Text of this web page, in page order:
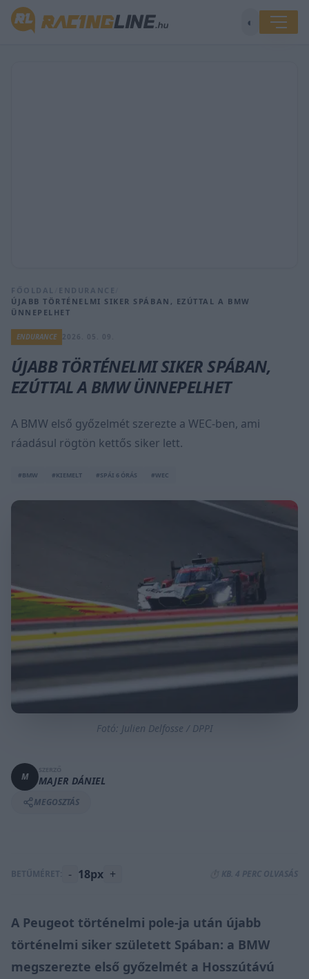
◐
FŐOLDAL ENDURANCE
ÚJABB TÖRTÉNELMI SIKER SPÁBAN, EZÚTTAL A BMW
ÜNNEPELHET
ENDURANCE
ÚJABB TÖRTÉNELMI SIKER SPÁBAN,
EZÚTTAL A BMW ÜNNEPELHET
A BMW első győzelmét szerezte a WEC-ben, ami
ráadásul rögtön kettős siker lett.
#BMW #KIEMELT #SPÁI 6 ÓRÁS #WEC
Fotó: Julien Delfosse / DPPI
M MAJER DÁNIEL
MEGOSZTÁS
BETŰMÉRET: - 18px + ⏱️ KB. 4 PERC OLVASÁS
A Peugeot történelmi pole-ja után újabb
történelmi siker született Spában: a BMW
megszerezte első győzelmét a Hosszútávú